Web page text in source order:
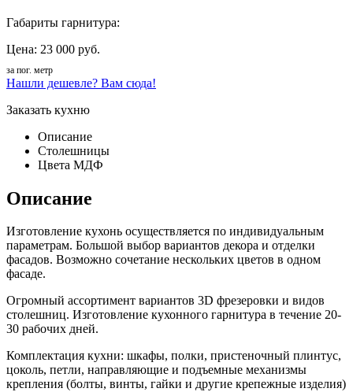
Габариты гарнитура:
Цена: 23 000 руб.
за пог. метр
Нашли дешевле? Вам сюда!
Заказать кухню
Описание
Столешницы
Цвета МДФ
Описание
Изготовление кухонь осуществляется по индивидуальным
параметрам. Большой выбор вариантов декора и отделки
фасадов. Возможно сочетание нескольких цветов в одном
фасаде.
Огромный ассортимент вариантов 3D фрезеровки и видов
столешниц. Изготовление кухонного гарнитура в течение 20-
30 рабочих дней.
Комплектация кухни: шкафы, полки, пристеночный плинтус,
цоколь, петли, направляющие и подъемные механизмы
крепления (болты, винты, гайки и другие крепежные изделия)